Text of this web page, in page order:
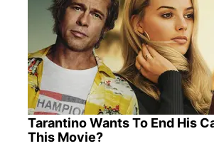
Tarantino Wants To End His
This Movie?